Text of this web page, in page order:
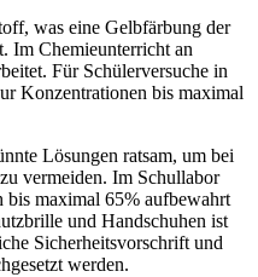
was eine Gelbfärbung der
Im Chemieunterricht an
Für Schülerversuche in
Konzentrationen bis maximal
Lösungen ratsam, um bei
vermeiden. Im Schullabor
bis maximal 65% aufbewahrt
und Handschuhen ist
Sicherheitsvorschrift und
werden.